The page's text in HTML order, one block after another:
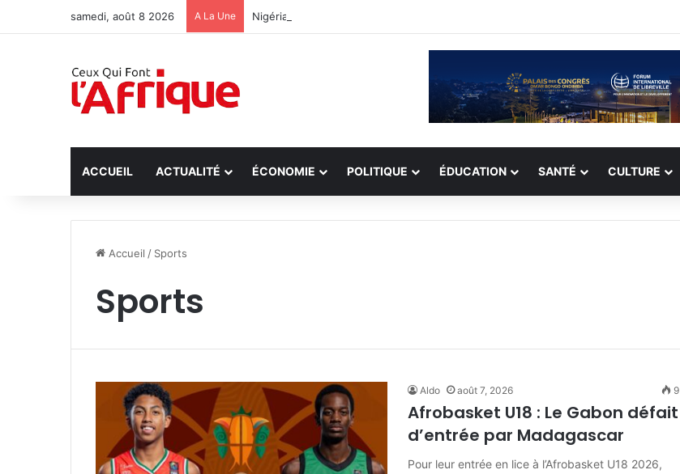
samedi, août 8 2026 A La Une Nigéria : Libération record de 308 otages, mais les enlèvements perdurent
ACCUEIL ACTUALITÉ ÉCONOMIE POLITIQUE ÉDUCATION SANTÉ CULTURE
Accueil / Sports
Sports
Aldo août 7, 2026 9
Afrobasket U18 : Le Gabon défait
d’entrée par Madagascar
Pour leur entrée en lice à l’Afrobasket U18 2026,